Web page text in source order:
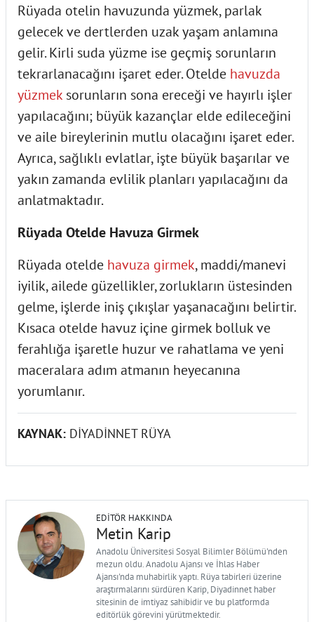
Rüyada otelin havuzunda yüzmek, parlak
gelecek ve dertlerden uzak yaşam anlamına
gelir. Kirli suda yüzme ise geçmiş sorunların
tekrarlanacağını işaret eder. Otelde havuzda
yüzmek sorunların sona ereceği ve hayırlı işler
yapılacağını; büyük kazançlar elde edileceğini
ve aile bireylerinin mutlu olacağını işaret eder.
Ayrıca, sağlıklı evlatlar, işte büyük başarılar ve
yakın zamanda evlilik planları yapılacağını da
anlatmaktadır.
Rüyada Otelde Havuza Girmek
Rüyada otelde havuza girmek, maddi/manevi
iyilik, ailede güzellikler, zorlukların üstesinden
gelme, işlerde iniş çıkışlar yaşanacağını belirtir.
Kısaca otelde havuz içine girmek bolluk ve
ferahlığa işaretle huzur ve rahatlama ve yeni
maceralara adım atmanın heyecanına
yorumlanır.
KAYNAK: DİYADİNNET RÜYA
EDITÖR HAKKINDA
Metin Karip
Anadolu Üniversitesi Sosyal Bilimler Bölümü'nden
mezun oldu. Anadolu Ajansı ve İhlas Haber
Ajansı'nda muhabirlik yaptı. Rüya tabirleri üzerine
araştırmalarını sürdüren Karip, Diyadinnet haber
sitesinin de imtiyaz sahibidir ve bu platformda
editörlük görevini yürütmektedir.